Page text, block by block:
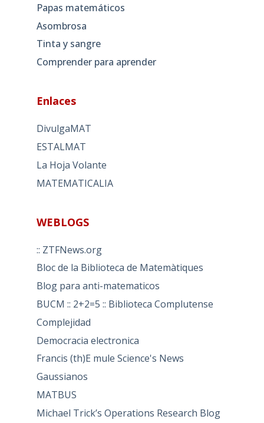
Papas matemáticos
Asombrosa
Tinta y sangre
Comprender para aprender
Enlaces
DivulgaMAT
ESTALMAT
La Hoja Volante
MATEMATICALIA
WEBLOGS
:: ZTFNews.org
Bloc de la Biblioteca de Matemàtiques
Blog para anti-matematicos
BUCM :: 2+2=5 :: Biblioteca Complutense
Complejidad
Democracia electronica
Francis (th)E mule Science's News
Gaussianos
MATBUS
Michael Trick’s Operations Research Blog